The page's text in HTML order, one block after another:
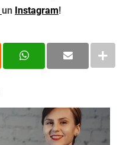
un Instagram!